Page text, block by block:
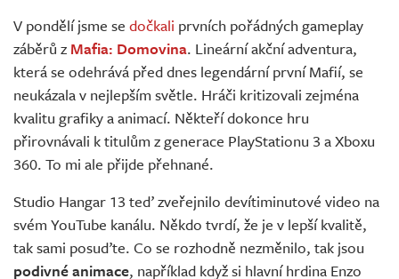
Živě
V pondělí jsme se dočkali prvních pořádných gameplay
záběrů z Mafia: Domovina. Lineární akční adventura,
která se odehrává před dnes legendární první Mafií, se
neukázala v nejlepším světle. Hráči kritizovali zejména
kvalitu grafiky a animací. Někteří dokonce hru
přirovnávali k titulům z generace PlayStationu 3 a Xboxu
360. To mi ale přijde přehnané.
Studio Hangar 13 teď zveřejnilo devítiminutové video na
svém YouTube kanálu. Někdo tvrdí, že je v lepší kvalitě,
tak sami posuďte. Co se rozhodně nezměnilo, tak jsou
podivné animace, například když si hlavní hrdina Enzo